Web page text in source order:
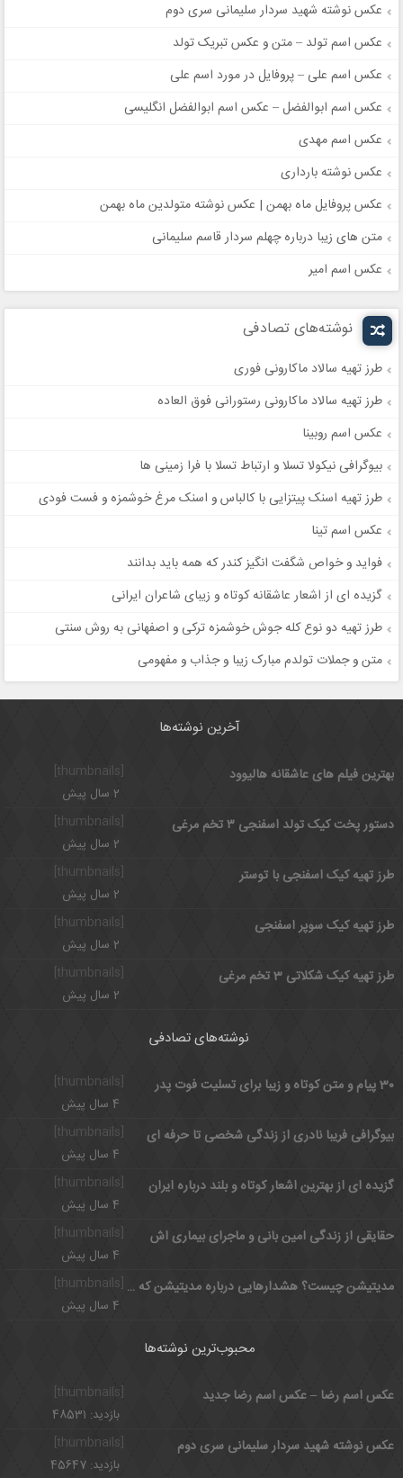
عکس نوشته شهید سردار سلیمانی سری دوم
عکس اسم تولد – متن و عکس تبریک تولد
عکس اسم علی – پروفایل در مورد اسم علی
عکس اسم ابوالفضل – عکس اسم ابوالفضل انگلیسی
عکس اسم مهدی
عکس نوشته بارداری
عکس پروفایل ماه بهمن | عکس نوشته متولدین ماه بهمن
متن های زیبا درباره چهلم سردار قاسم سلیمانی
عکس اسم امیر
نوشته‌های تصادفی
طرز تهیه سالاد ماکارونی فوری
طرز تهیه سالاد ماکارونی رستورانی فوق العاده
عکس اسم روبینا
بیوگرافی نیکولا تسلا و ارتباط تسلا با فرا زمینی ها
طرز تهیه اسنک پیتزایی با کالباس و اسنک مرغ خوشمزه و فست فودی
عکس اسم تینا
فواید و خواص شگفت انگیز کندر که همه باید بدانند
گزیده ای از اشعار عاشقانه کوتاه و زیبای شاعران ایرانی
طرز تهیه دو نوع کله جوش خوشمزه ترکی و اصفهانی به روش سنتی
متن و جملات تولدم مبارک زیبا و جذاب و مفهومی
آخرین نوشته‌ها
بهترین فیلم های عاشقانه هالیوود
2 سال پیش
[thumbnails]
دستور پخت کیک تولد اسفنجی ۳ تخم مرغی
2 سال پیش
طرز تهیه کیک اسفنجی با توستر
2 سال پیش
[thumbnails]
طرز تهیه کیک سوپر اسفنجی
2 سال پیش
طرز تهیه کیک شکلاتی 3 تخم مرغی
2 سال پیش
نوشته‌های تصادفی
[thumbnails] 30 پیام و متن کوتاه و زیبا برای تسلیت فوت پدر
4 سال پیش
بیوگرافی فریبا نادری از زندگی شخصی تا حرفه ای
4 سال پیش
[thumbnails]
گزیده ای از بهترین اشعار کوتاه و بلند درباره ایران
4 سال پیش
حقایقی از زندگی امین بانی و ماجرای بیماری اش
4 سال پیش
مدیتیشن چیست؟ هشدارهایی درباره مدیتیشن که باید بدانید
4 سال پیش
محبوب‌ترین نوشته‌ها
عکس اسم رضا – عکس اسم رضا جدید
بازدید: 48531
[thumbnails]
عکس نوشته شهید سردار سلیمانی سری دوم
بازدید: 45647